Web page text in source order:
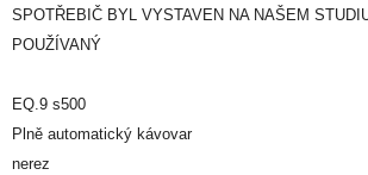
SPOTŘEBIČ BYL VYSTAVEN NA NAŠEM STUDIU
POUŽÍVANÝ
EQ.9 s500
Plně automatický kávovar
nerez